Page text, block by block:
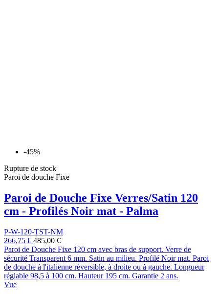
-45%
Rupture de stock
Paroi de douche Fixe
Paroi de Douche Fixe Verres/Satin 120
cm - Profilés Noir mat - Palma
P-W-120-TST-NM
266,75 € 485,00 €
Paroi de Douche Fixe 120 cm avec bras de support. Verre de
sécurité Transparent 6 mm. Satin au milieu. Profilé Noir mat. Paroi
de douche à l'italienne réversible, à droite ou à gauche. Longueur
réglable 98,5 à 100 cm. Hauteur 195 cm. Garantie 2 ans.
Vue